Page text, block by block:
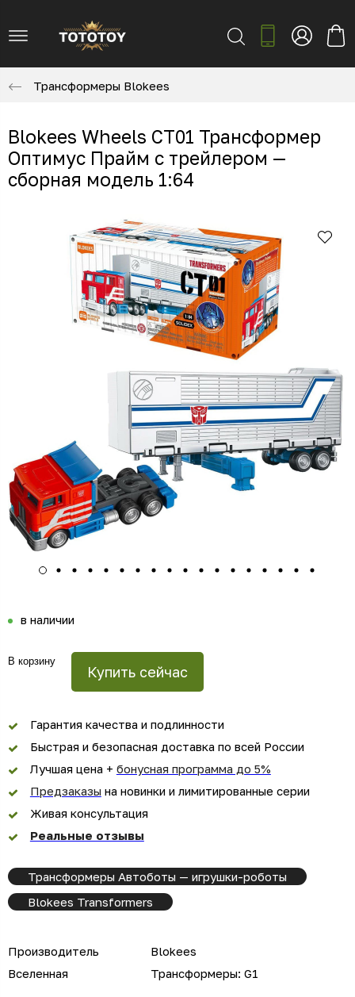
Трансформеры Blokees
Blokees Wheels CT01 Трансформер
Оптимус Прайм с трейлером —
сборная модель 1:64
в наличии
В корзину
Купить сейчас
Гарантия качества и подлинности
Быстрая и безопасная доставка по всей России
Лучшая цена + бонусная программа до 5%
Предзаказы на новинки и лимитированные серии
Живая консультация
Реальные отзывы
Трансформеры Автоботы — игрушки-роботы
Blokees Transformers
Производитель
Blokees
Вселенная
Трансформеры: G1